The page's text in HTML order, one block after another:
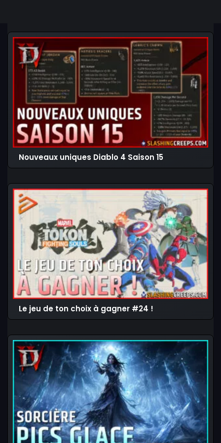
Nouveaux uniques Diablo 4 Saison 15
Le jeu de ton choix à gagner #24 !